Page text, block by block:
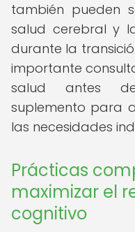
también pueden
salud cerebral y
durante la
importante
salud antes
suplemento para
las necesidades
Prácticas
maximizar el
cognitivo